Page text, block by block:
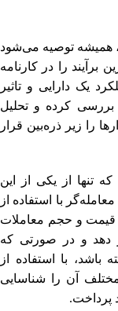
همیشه توصیه می‌شود
برآیند را در کارنامه
یک دارایی و تاثیر
کرده و تحلیل
را زیر ذره‌بین قرار
تنها از یکی از این
با استفاده از
قیمت و حجم معاملات
دهد و در صورتی که
با استفاده از
آن را شناسایی
پرداخت.